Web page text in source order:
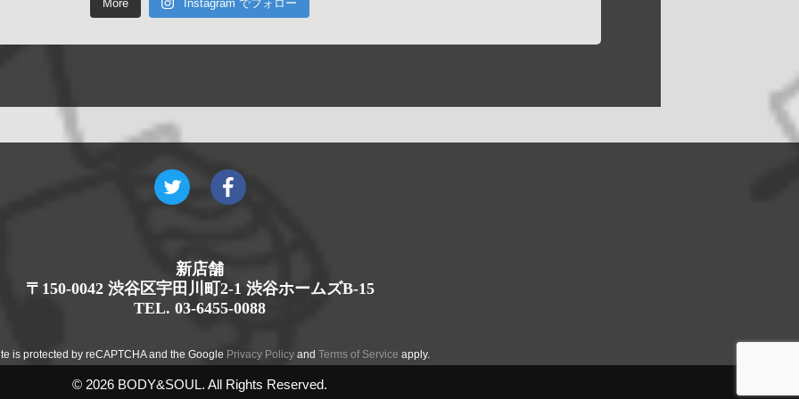
More Instagram でフォロー
新店舗
〒150-0042 渋谷区宇田川町2-1 渋谷ホームズB-15
TEL. 03-6455-0088
is protected by reCAPTCHA and the Google Privacy Policy and Terms of Service apply.
© 2026 BODY&SOUL. All Rights Reserved.